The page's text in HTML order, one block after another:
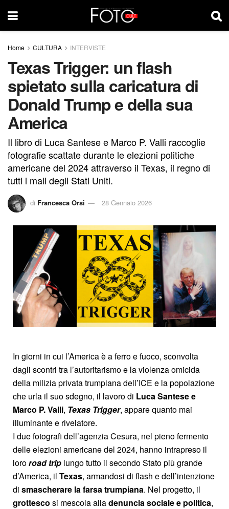
Home CULTURA INTERVISTE
Texas Trigger: un flash
spietato sulla caricatura di
Donald Trump e della sua
America
Il libro di Luca Santese e Marco P. Valli raccoglie
fotografie scattate durante le elezioni politiche
americane del 2024 attraverso il Texas, il regno di
tutti i mali degli Stati Uniti.
di Francesca Orsi 28 Gennaio 2026
In giorni in cui l’America è a ferro e fuoco, sconvolta
dagli scontri tra l’autoritarismo e la violenza omicida
della milizia privata trumpiana dell’ICE e la popolazione
che urla il suo sdegno, il lavoro di Luca Santese e
Marco P. Valli, Texas Trigger, appare quanto mai
illuminante e rivelatore.
I due fotografi dell’agenzia Cesura, nel pieno fermento
delle elezioni americane del 2024, hanno intrapreso il
lororoad trip lungo tutto il secondo Stato più grande
d’America, il Texas, armandosi di flash e dell’intenzione
di smascherare la farsa trumpiana. Nel progetto, il
grottesco si mescola alladenuncia sociale e politica,